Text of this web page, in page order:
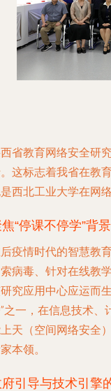
省教育网络安全研
这标志着我省在教
西北工业大学在网
“停课不停学”背
疫情时代的智慧教
病毒、针对在线教
究应用中心应运而
之一，在信息技术
天（空间网络安全
本领。
引导与技术引擎